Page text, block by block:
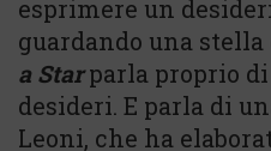
esprimere un
guardando una stella
a Starparla proprio
desideri. E parla di
Leoni, che ha